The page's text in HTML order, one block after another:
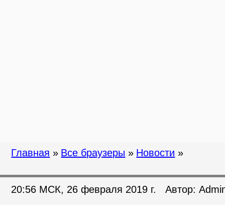
Главная » Все браузеры » Новости »
20:56 МСК, 26 февраля 2019 г. Автор: